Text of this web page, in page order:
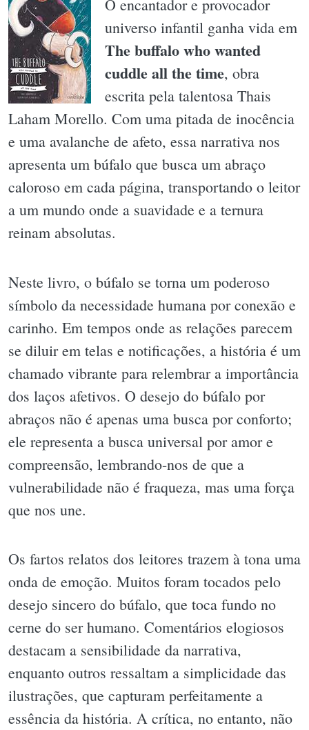
O encantador e provocador
universo infantil ganha vida em
The buffalo who wanted
cuddle all the time, obra
escrita pela talentosa Thais
Laham Morello. Com uma pitada de inocência
e uma avalanche de afeto, essa narrativa nos
apresenta um búfalo que busca um abraço
caloroso em cada página, transportando o leitor
a um mundo onde a suavidade e a ternura
reinam absolutas.
Neste livro, o búfalo se torna um poderoso
símbolo da necessidade humana por conexão e
carinho. Em tempos onde as relações parecem
se diluir em telas e notificações, a história é um
chamado vibrante para relembrar a importância
dos laços afetivos. O desejo do búfalo por
abraços não é apenas uma busca por conforto;
ele representa a busca universal por amor e
compreensão, lembrando-nos de que a
vulnerabilidade não é fraqueza, mas uma força
que nos une.
Os fartos relatos dos leitores trazem à tona uma
onda de emoção. Muitos foram tocados pelo
desejo sincero do búfalo, que toca fundo no
cerne do ser humano. Comentários elogiosos
destacam a sensibilidade da narrativa,
enquanto outros ressaltam a simplicidade das
ilustrações, que capturam perfeitamente a
essência da história. A crítica, no entanto, não